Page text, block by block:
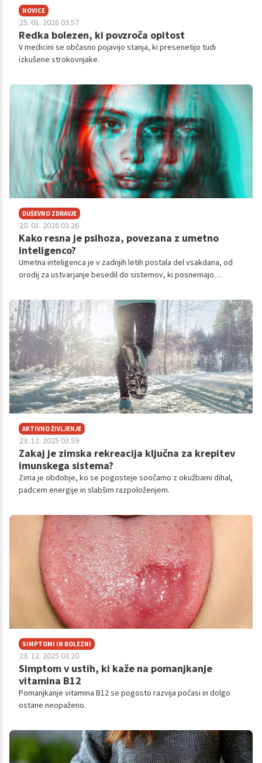
NOVICE
25. 01. 2026 03.57
Redka bolezen, ki povzroča opitost
V medicini se občasno pojavijo stanja, ki presenetijo tudi
izkušene strokovnjake.
DUŠEVNO ZDRAVJE
20. 01. 2026 03.26
Kako resna je psihoza, povezana z umetno
inteligenco?
Umetna inteligenca je v zadnjih letih postala del vsakdana, od
orodij za ustvarjanje besedil do sistemov, ki posnemajo
topline se številni posamezniki zatekajo k takim sistemom po
podporo ali razlago svojih stisk.
AKTIVNO ŽIVLJENJE
23. 12. 2025 03.59
Zakaj je zimska rekreacija ključna za krepitev
imunskega sistema?
Zima je obdobje, ko se pogosteje soočamo z okužbami dihal,
padcem energije in slabšim razpoloženjem.
SIMPTOMI IN BOLEZNI
23. 12. 2025 03.20
Simptom v ustih, ki kaže na pomanjkanje
vitamina B12
Pomanjkanje vitamina B12 se pogosto razvija počasi in dolgo
ostane neopaženo.